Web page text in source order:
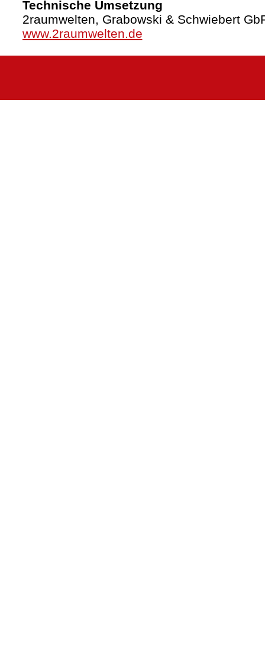
Technische Umsetzung
2raumwelten, Grabowski & Schwiebert
www.2raumwelten.de